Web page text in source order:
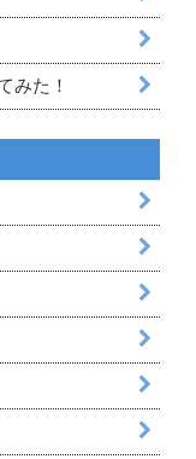
みた！